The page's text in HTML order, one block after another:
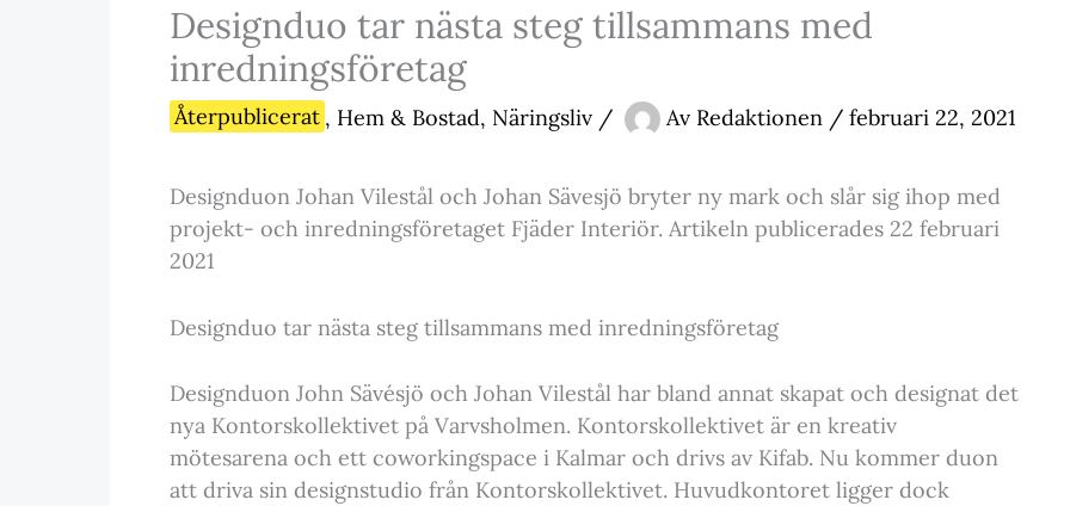
Designduo tar nästa steg tillsammans med
inredningsföretag
Återpublicerat , Hem & Bostad, Näringsliv / Av Redaktionen / februari 22, 2021
Designduon Johan Vilestål och Johan Sävesjö bryter ny mark och slår sig ihop med
projekt- och inredningsföretaget Fjäder Interiör. Artikeln publicerades 22 februari
2021
Designduo tar nästa steg tillsammans med inredningsföretag
Designduon John Sävésjö och Johan Vilestål har bland annat skapat och designat det
nya Kontorskollektivet på Varvsholmen. Kontorskollektivet är en kreativ
mötesarena och ett coworkingspace i Kalmar och drivs av Kifab. Nu kommer duon
att driva sin designstudio från Kontorskollektivet. Huvudkontoret ligger dock